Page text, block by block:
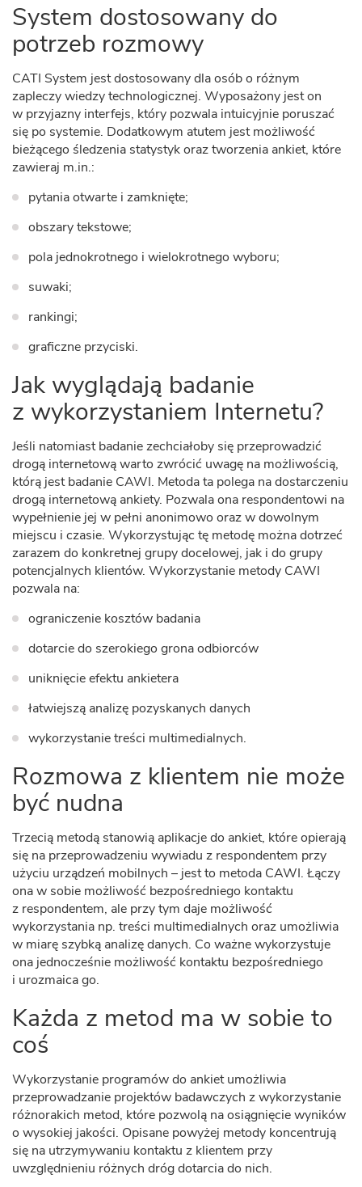
System dostosowany do
potrzeb rozmowy
CATI System jest dostosowany dla osób o różnym
zapleczy wiedzy technologicznej. Wyposażony jest on
w przyjazny interfejs, który pozwala intuicyjnie poruszać
się po systemie. Dodatkowym atutem jest możliwość
bieżącego śledzenia statystyk oraz tworzenia ankiet, które
zawieraj m.in.:
pytania otwarte i zamknięte;
obszary tekstowe;
pola jednokrotnego i wielokrotnego wyboru;
suwaki;
rankingi;
graficzne przyciski.
Jak wyglądają badanie
z wykorzystaniem Internetu?
Jeśli natomiast badanie zechciałoby się przeprowadzić
drogą internetową warto zwrócić uwagę na możliwością,
którą jest badanie CAWI. Metoda ta polega na dostarczeniu
drogą internetową ankiety. Pozwala ona respondentowi na
wypełnienie jej w pełni anonimowo oraz w dowolnym
miejscu i czasie. Wykorzystując tę metodę można dotrzeć
zarazem do konkretnej grupy docelowej, jak i do grupy
potencjalnych klientów. Wykorzystanie metody CAWI
pozwala na:
ograniczenie kosztów badania
dotarcie do szerokiego grona odbiorców
uniknięcie efektu ankietera
łatwiejszą analizę pozyskanych danych
wykorzystanie treści multimedialnych.
Rozmowa z klientem nie może
być nudna
Trzecią metodą stanowią aplikacje do ankiet, które opierają
się na przeprowadzeniu wywiadu z respondentem przy
użyciu urządzeń mobilnych – jest to metoda CAWI. Łączy
ona w sobie możliwość bezpośredniego kontaktu
z respondentem, ale przy tym daje możliwość
wykorzystania np. treści multimedialnych oraz umożliwia
w miarę szybką analizę danych. Co ważne wykorzystuje
ona jednocześnie możliwość kontaktu bezpośredniego
i urozmaica go.
Każda z metod ma w sobie to
coś
Wykorzystanie programów do ankiet umożliwia
przeprowadzanie projektów badawczych z wykorzystanie
różnorakich metod, które pozwolą na osiągnięcie wyników
o wysokiej jakości. Opisane powyżej metody koncentrują
się na utrzymywaniu kontaktu z klientem przy
uwzględnieniu różnych dróg dotarcia do nich.